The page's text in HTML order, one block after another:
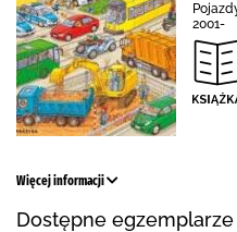
2001-
Więcej informacji
Dostępne egzemplarze